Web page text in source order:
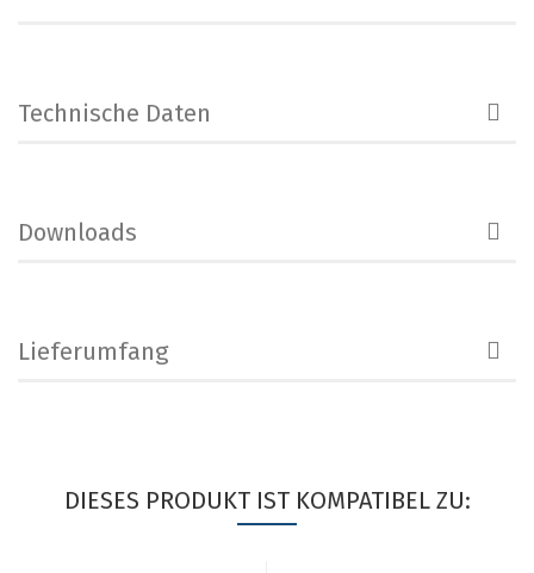
Technische Daten
Downloads
Lieferumfang
DIESES PRODUKT IST KOMPATIBEL ZU: